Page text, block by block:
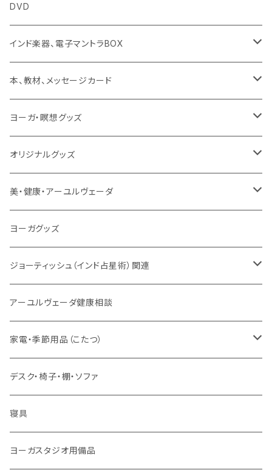
ヨーガスートラ（オーディオ版）
ミュージック
動画
本／資料（PDFデータ）
トウドウ作品
イミー・ウーイ
般若心経
マントラ（ヴェーダ）
イミー・ウーイ・メッセージ
ヴェーダプラカーシャ・トウドウ
サンスクリット讃歌、叙事詩
インド古典音楽
ほか
DVD
インド楽器、電子マントラBOX
タンブーラ（オンデマンド/海外直送）
電子タンブーラ
マントラBOX
本、教材、メッセージカード
本
ヴェーダプラカーシャ・トウドウ著作
サンスクリット教材
ヨーガ・瞑想グッズ
シンギングボール
チベタンベル、ティンシャ
線香
法具・珠数・神仏象
ヤントラ
宝石
雑貨
ブランケット
オリジナルグッズ
Tシャツ
VEDAヤントラロゴ入り
スマホケース
VEDA CENTER ヤントラロゴ入り
美・健康・アーユルヴェーダ
健康全般/アーユルヴェーダ
ボディケア
ヘアケア
オーガニック・アーユルヴェーダ
ヨーガ / 瞑想
毎日の生活目的
ヨーガグッズ
ジョーティッシュ（インド占星術）関連
総合相談
３問コース
５問コース
相性診断
長期予測
誕生時間選定
大まかな誕生時間
ヤジニャ / 宝石 / マントラ / 名付け
アーユルヴェーダ健康相談
家電・季節用品（こたつ）
季節・空調家電
こたつ・こたつ用品
デスク・椅子・棚・ソファ
寝具
ヨーガスタジオ用備品